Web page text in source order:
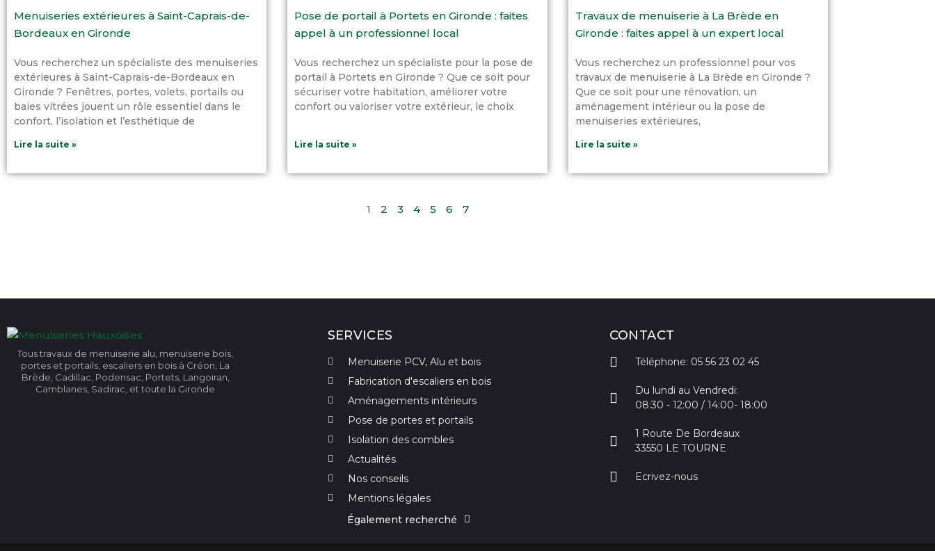
Menuiseries extérieures à Saint-Caprais-de-
Bordeaux en Gironde
Vous recherchez un spécialiste des menuiseries
extérieures à Saint-Caprais-de-Bordeaux en
Gironde ? Fenêtres, portes, volets, portails ou
baies vitrées jouent un rôle essentiel dans le
confort, l’isolation et l’esthétique de
Lire la suite »
Pose de portail à Portets en Gironde : faites
appel à un professionnel local
Vous recherchez un spécialiste pour la pose de
portail à Portets en Gironde ? Que ce soit pour
sécuriser votre habitation, améliorer votre
confort ou valoriser votre extérieur, le choix
Lire la suite »
Travaux de menuiserie à La Brède en
Gironde : faites appel à un expert local
Vous recherchez un professionnel pour vos
travaux de menuiserie à La Brède en Gironde ?
Que ce soit pour une rénovation, un
aménagement intérieur ou la pose de
menuiseries extérieures,
Lire la suite »
1 2 3 4 5 6 7
Tous travaux de menuiserie alu, menuiserie bois,
portes et portails, escaliers en bois à Créon, La
Brède, Cadillac, Podensac, Portets, Langoiran,
Camblanes, Sadirac, et toute la Gironde
SERVICES
Menuiserie PCV, Alu et bois
Fabrication d'escaliers en bois
Aménagements intérieurs
Pose de portes et portails
Isolation des combles
Actualités
Nos conseils
Mentions légales
Également recherché
CONTACT
Téléphone: 05 56 23 02 45
Du lundi au Vendredi:
08:30 - 12:00 / 14:00- 18:00
1 Route De Bordeaux
33550 LE TOURNE
Ecrivez-nous